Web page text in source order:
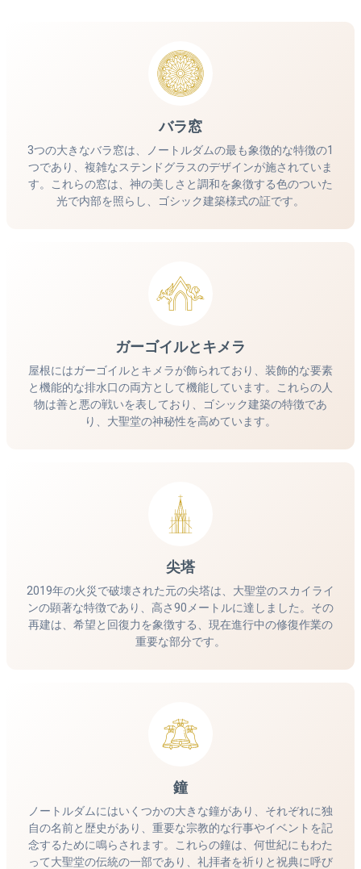
バラ窓
3つの大きなバラ窓は、ノートルダムの最も象徴的な特徴の1
つであり、複雑なステンドグラスのデザインが施されていま
す。これらの窓は、神の美しさと調和を象徴する色のついた
光で内部を照らし、ゴシック建築様式の証です。
ガーゴイルとキメラ
屋根にはガーゴイルとキメラが飾られており、装飾的な要素
と機能的な排水口の両方として機能しています。これらの人
物は善と悪の戦いを表しており、ゴシック建築の特徴であ
り、大聖堂の神秘性を高めています。
尖塔
2019年の火災で破壊された元の尖塔は、大聖堂のスカイライ
ンの顕著な特徴であり、高さ90メートルに達しました。その
再建は、希望と回復力を象徴する、現在進行中の修復作業の
重要な部分です。
鐘
ノートルダムにはいくつかの大きな鐘があり、それぞれに独
自の名前と歴史があり、重要な宗教的な行事やイベントを記
念するために鳴らされます。これらの鐘は、何世紀にもわた
って大聖堂の伝統の一部であり、礼拝者を祈りと祝典に呼び